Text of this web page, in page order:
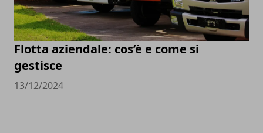
Flotta aziendale: cos’è e come si
gestisce
13/12/2024